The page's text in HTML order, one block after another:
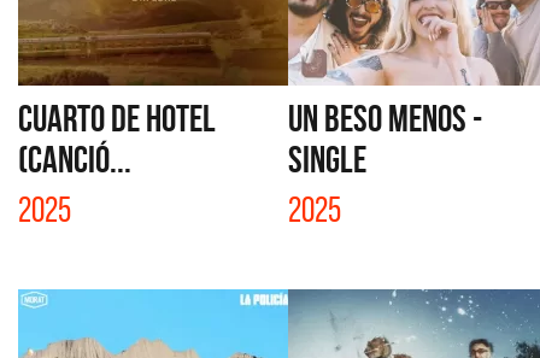
CUARTO DE HOTEL
(CANCIÓ...
2025
UN BESO MENOS -
SINGLE
2025